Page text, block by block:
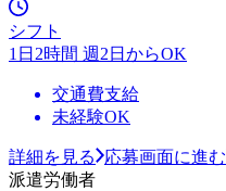
シフト
1日2時間 週2日からOK
交通費支給
未経験OK
詳細を見る
応募画面に進む
派遣労働者